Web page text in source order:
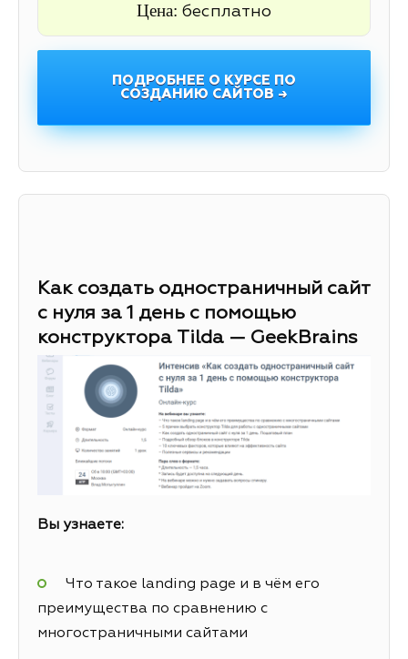
Цена: бесплатно
ПОДРОБНЕЕ О КУРСЕ ПО
СОЗДАНИЮ САЙТОВ →
Как создать одностраничный сайт
с нуля за 1 день с помощью
конструктора Tilda — GeekBrains
Вы узнаете:
Что такое landing page и в чём его
преимущества по сравнению с
многостраничными сайтами